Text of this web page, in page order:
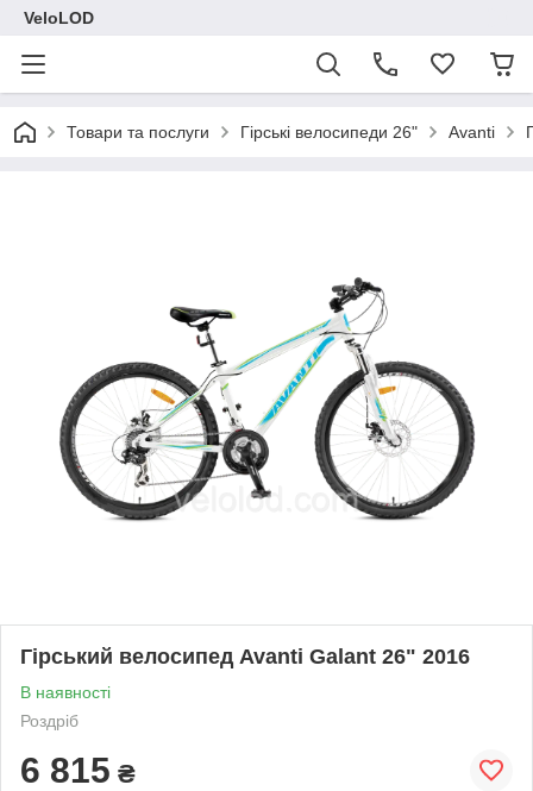
VeloLOD
Товари та послуги Гірські велосипеди 26" Avanti
Гірський велосипед Avanti Galant 26" 2016
В наявності
Роздріб
6 815 ₴